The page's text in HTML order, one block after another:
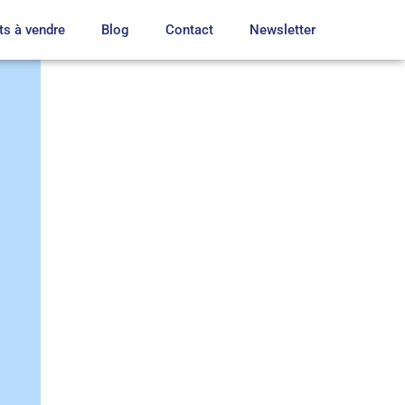
à vendre Blog Contact Newsletter